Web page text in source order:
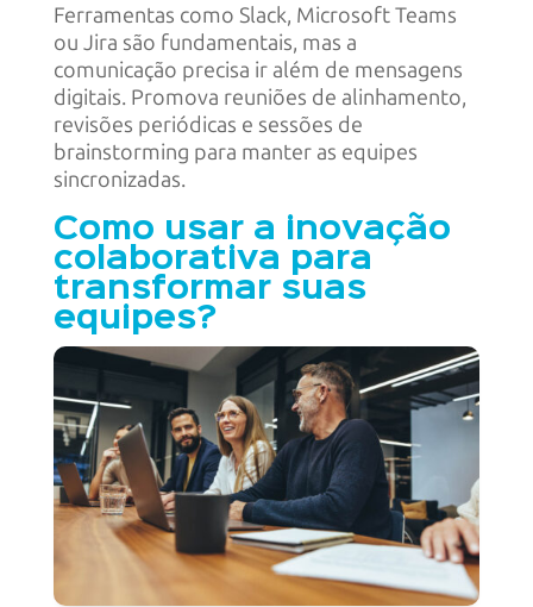
Ferramentas como Slack, Microsoft Teams
ou Jira são fundamentais, mas a
comunicação precisa ir além de mensagens
digitais. Promova reuniões de alinhamento,
revisões periódicas e sessões de
brainstorming para manter as equipes
sincronizadas.
Como usar a inovação
colaborativa para
transformar suas
equipes?